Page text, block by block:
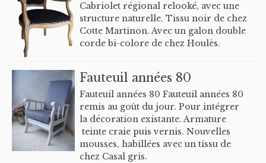
Cabriolet régional relooké, avec une
structure naturelle. Tissu noir de chez
Cotte Martinon. Avec un galon double
corde bi-colore de chez Houlès.
Fauteuil années 80
Fauteuil années 80 Fauteuil années 80
remis au goût du jour. Pour intégrer
la décoration existante. Armature
teinte craie puis vernis. Nouvelles
mousses, habillées avec un tissu de
chez Casal gris.